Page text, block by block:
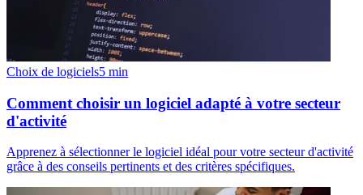
Choix de logiciels5 min
Comment choisir un logiciel adapté à votre secteur
d'activité
Apprenez à sélectionner le logiciel idéal pour votre secteur d'activité
grâce à des conseils pertinents et des critères spécifiques.